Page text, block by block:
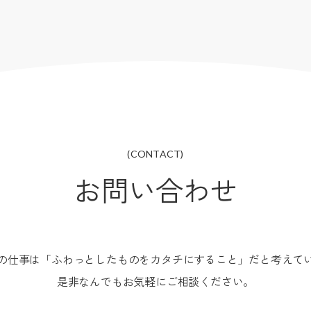
(CONTACT)
お問い合わせ
仕事は「ふわっとしたものをカタチにすること」だと考えて
是非なんでもお気軽にご相談ください。